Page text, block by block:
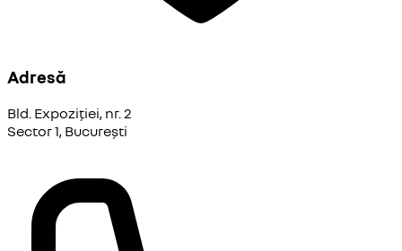
Adresă
Bld. Expoziției, nr. 2
Sector 1, București